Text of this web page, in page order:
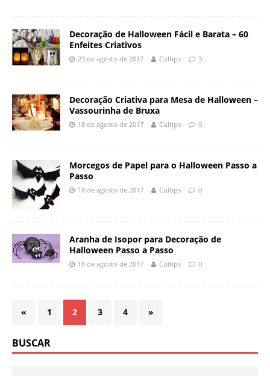
Decoração de Halloween Fácil e Barata – 60
Enfeites Criativos
23 de agosto de 2017 Cultips 3
Decoração Criativa para Mesa de Halloween –
Vassourinha de Bruxa
18 de agosto de 2017 Cultips 0
Morcegos de Papel para o Halloween Passo a
Passo
18 de agosto de 2017 Cultips 0
Aranha de Isopor para Decoração de
Halloween Passo a Passo
18 de agosto de 2017 Cultips 0
« 1 2 3 4 »
BUSCAR